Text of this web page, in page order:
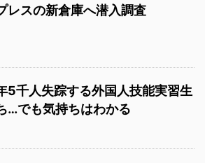
レスの新倉庫へ潜入調査
5千人失踪する外国人技能実習生
…でも気持ちはわかる